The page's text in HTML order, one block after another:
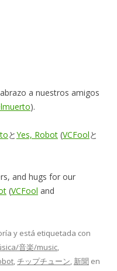
a nuestros amigos
).
とYes, Robot (VCFoolと
and hugs for our
(VCFool and
y está etiquetada con
音楽/music,
,チップチューン, 新聞 en